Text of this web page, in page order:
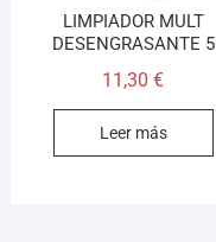
LIMPIADOR MULT
DESENGRASANTE 5
11,30€
Leer más